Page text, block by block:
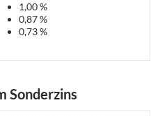
1,00 %
0,87 %
0,73 %
Sonderzins